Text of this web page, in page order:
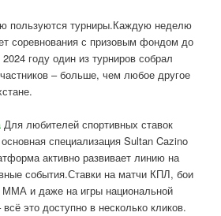
пользуются турниры.Каждую неделю
соревнования с призовым фондом до
году один из турниров собрал
– больше, чем любое другое
Для любителей спортивных ставок
специализация Sultan Cazino
активно развивает линию на
события.Ставки на матчи КПЛ, бои
ММА и даже на игры национальной
это доступно в несколько кликов.